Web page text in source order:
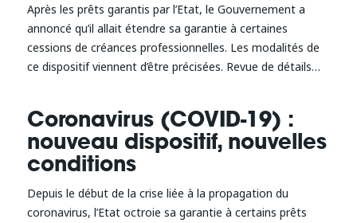
Après les prêts garantis par l’Etat, le Gouvernement a
annoncé qu’il allait étendre sa garantie à certaines
cessions de créances professionnelles. Les modalités de
ce dispositif viennent d’être précisées. Revue de détails…
Coronavirus (COVID-19) :
nouveau dispositif, nouvelles
conditions
Depuis le début de la crise liée à la propagation du
coronavirus, l’Etat octroie sa garantie à certains prêts